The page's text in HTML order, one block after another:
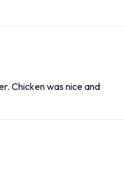
Chicken was nice and